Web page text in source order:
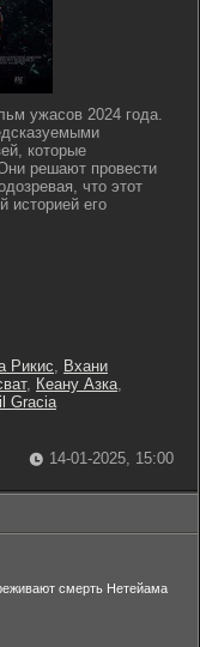
ужасов 2024 года.
которые
решают провести
что этот
историей его
Рикис, Вхани
, Кеану Азка,
Gracia
14-01-2025, 15:00
смерть Нетейама